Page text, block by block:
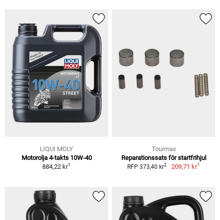
LIQUI MOLY
Motorolja 4-takts 10W-40
884,22 kr1
Tourmax
Reparationssats för startfrihjul
RFP 373,40 kr2 209,71 kr1